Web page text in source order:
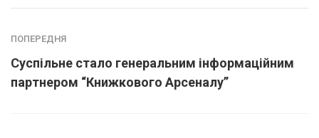
ПОПЕРЕДНЯ
Суспільне стало генеральним інформаційним
партнером “Книжкового Арсеналу”